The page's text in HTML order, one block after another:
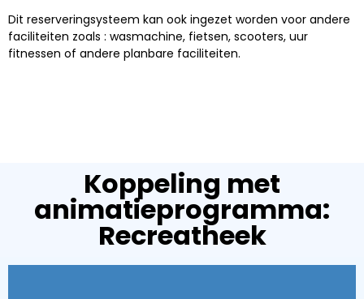
Dit reserveringsysteem kan ook ingezet worden voor andere
faciliteiten zoals : wasmachine, fietsen, scooters, uur
fitnessen of andere planbare faciliteiten.
Koppeling met
animatieprogramma:
Recreatheek